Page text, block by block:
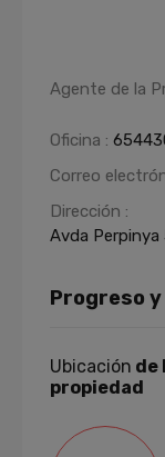
Agente de la
Oficina :
Correo
Dirección :
Avda Perpinya
Progreso
Ubicación de
propiedad